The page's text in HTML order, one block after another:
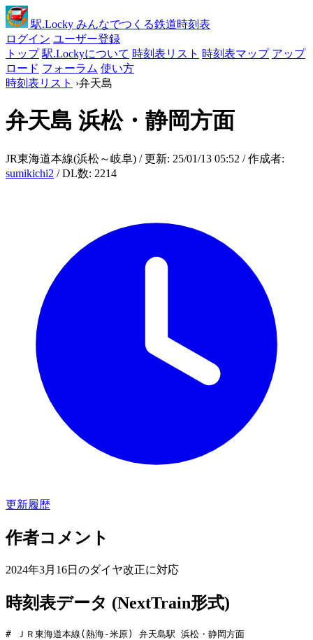
駅.Locky みんなでつくる鉄道時刻表
ログイン ユーザー登録
トップ 駅.Lockyについて 時刻表リスト 時刻表マップ アップ
ロード フォーラム 使い方
時刻表リスト ›弁天島
弁天島 浜松・静岡方面
JR東海道本線(浜松～岐阜) / 更新: 25/01/13 05:52 / 作成者:
sumikichi2 / DL数: 2214
更新履歴
作者コメント
2024年3月16日のダイヤ改正に対応
時刻表データ (NextTrain形式)
# ＪＲ東海道本線(熱海-米原) 弁天島駅 浜松・静岡方面